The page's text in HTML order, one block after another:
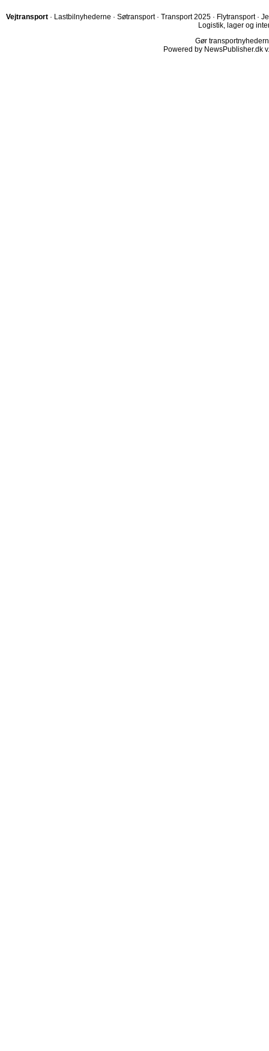
Vejtransport · Lastbilnyhederne · Søtransport · Transport 2025 · Flytransport ·
Logistik, lager og
Gør
Powered by NewsPublisher.dk